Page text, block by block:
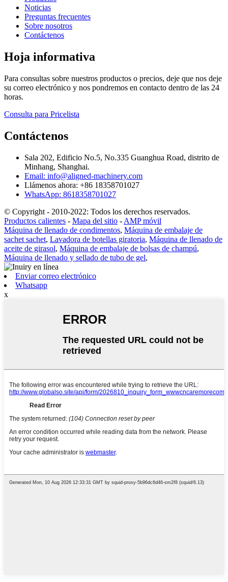
Noticias
Preguntas frecuentes
Sobre nosotros
Contáctenos
Hoja informativa
Para consultas sobre nuestros productos o precios, deje que nos deje
su correo electrónico y nos pondremos en contacto dentro de las 24
horas.
Consulta para Pricelista
Contáctenos
Sala 202, Edificio No.5, No.335 Guanghua Road, distrito de
Minhang, Shanghai.
Email: info@aligned-machinery.com
Llámenos ahora: +86 18358701027
WhatsApp: 8618358701027
© Copyright - 2010-2022: Todos los derechos reservados.
Productos calientes - Mapa del sitio - AMP móvil
Máquina de llenado de condimentos, Máquina de embalaje de
sachet sachet, Lavadora de botellas giratoria, Máquina de llenado de
aceite de girasol, Máquina de embalaje de bolsas de champú,
Máquina de llenado y sellado de tubo de gel,
Enviar correo electrónico
Whatsapp
x